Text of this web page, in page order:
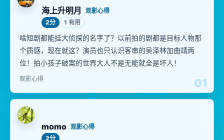
01
海上升明月
观影心得
2分
1 有用
啥短剧都能挂大侦探的名字了？以前拍的剧都是目标人物那
个质感，现在就这？演员也只认识客串的吴泽林加曲靖两
位！拍小孩子破案的世界大人不是无能就全是坏人！
观影心得
momo 观影心得
2分